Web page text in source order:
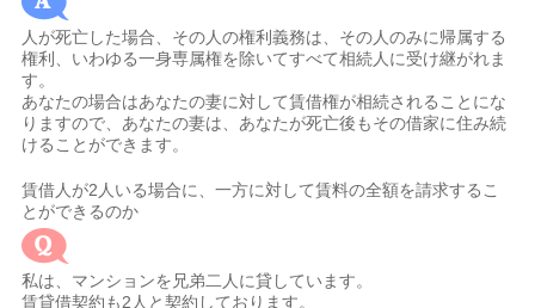
人が死亡した場合、その人の権利義務は、その人のみに帰属する
権利、いわゆる一身専属権を除いてすべて相続人に受け継がれま
す。
あなたの場合はあなたの妻に対して賃借権が相続されることにな
りますので、あなたの妻は、あなたが死亡後もその借家に住み続
けることができます。
賃借人が2人いる場合に、一方に対して賃料の全額を請求するこ
とができるのか
私は、マンションを兄弟二人に貸しています。
賃貸借契約も2人と契約しております。